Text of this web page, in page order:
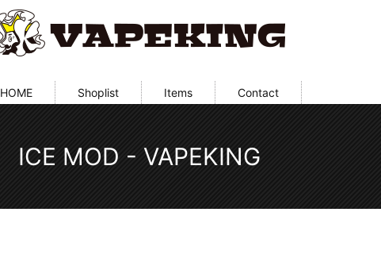
HOME Shoplist Items Contact
ICE MOD - VAPEKING